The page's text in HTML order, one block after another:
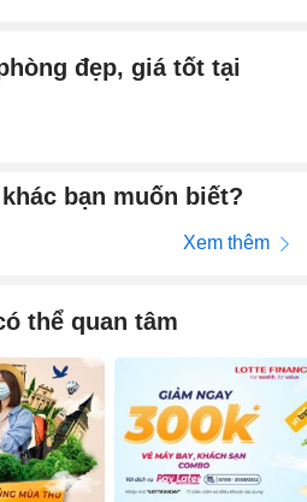
đẹp, giá tốt tại
bạn muốn biết?
Xem thêm
thể quan tâm